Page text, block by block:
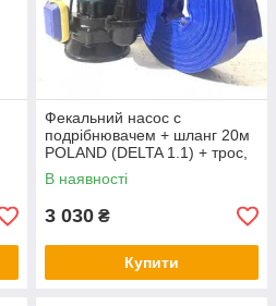
Фекальний насос c
подрібнювачем + шланг 20м
POLAND (DELTA 1.1) + трос,
хомути
В наявності
3 030 ₴
Купити